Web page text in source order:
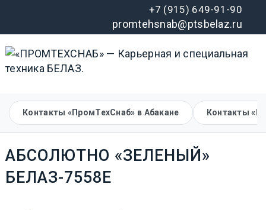
+7 (915) 649-91-90
promtehsnab@ptsbelaz.ru
Контакты «ПромТехСнаб» в Абакане Контакты
АБСОЛЮТНО «ЗЕЛЕНЫЙ»
БЕЛАЗ-7558Е